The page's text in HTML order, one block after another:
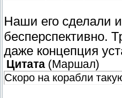
Наши его сделали
бесперспективно.
даже концепция
Цитата (Маршал)
Скоро на корабли